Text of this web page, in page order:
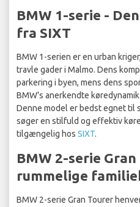
BMW 1-serie -
fra SIXT
BMW 1-serien er en urban
travle gader i Malmo. Dens
parkering i byen, mens dens
BMW's anerkendte
Denne model er bedst egnet til
søger en stilfuld og effektiv
tilgængelig hos SIXT.
BMW 2-serie
rummelige
BMW 2-serie Gran Tourer